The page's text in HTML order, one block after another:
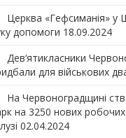
Церква «Гефсиманія» у
допомоги 18.09.2024
Дев‘ятикласники
для військових
На Червоноградщині
на 3250 нових робочих
02.04.2024